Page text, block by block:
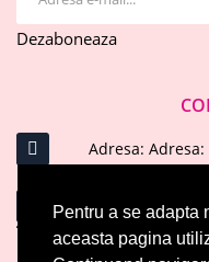
Pentru a se adapta
aceasta pagina
Dezaboneaza
Adresa:
Email :